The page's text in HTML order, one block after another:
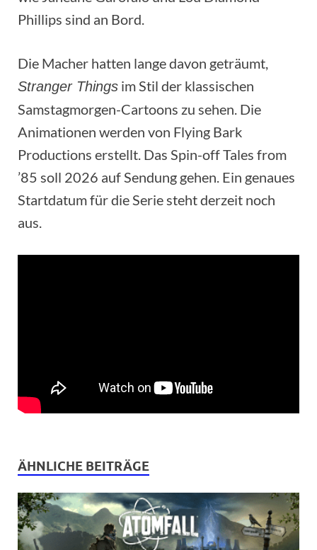
Phillips sind an Bord.
Die Macher hatten lange davon geträumt,
Stranger Things im Stil der klassischen
Samstagmorgen-Cartoons zu sehen. Die
Animationen werden von Flying Bark
Productions erstellt. Das Spin-off Tales from
’85 soll 2026 auf Sendung gehen. Ein genaues
Startdatum für die Serie steht derzeit noch
aus.
ÄHNLICHE BEITRÄGE